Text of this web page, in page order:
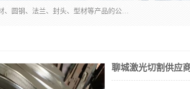
山东华钰金属材料有限公司是一家经营各种不锈钢管材、板材、圆钢、法兰、封头、型材等产品的公司；主营产品有：不锈钢管，激光切割，管件标准件，不锈钢圆钢，不锈钢人孔，不锈钢亮管，不锈钢角钢，不锈钢加工，不锈钢管子，不锈钢工业方管，不锈钢封头，不锈钢法兰，不锈钢阀门，不锈钢槽钢，不锈钢扁钢，不锈钢板等；可为客户制作各种规格的型材及不锈钢配件、非标准件及各种容器具等，能满足客户的不同采购要求。
聊城激光切割供应